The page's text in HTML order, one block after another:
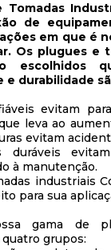
Tomadas
de
em que é
Os plugues e
escolhidos
e durabilidade
evitam
leva ao
evitam
duráveis
à manutenção.
industriais
para sua
gama de
grupos: